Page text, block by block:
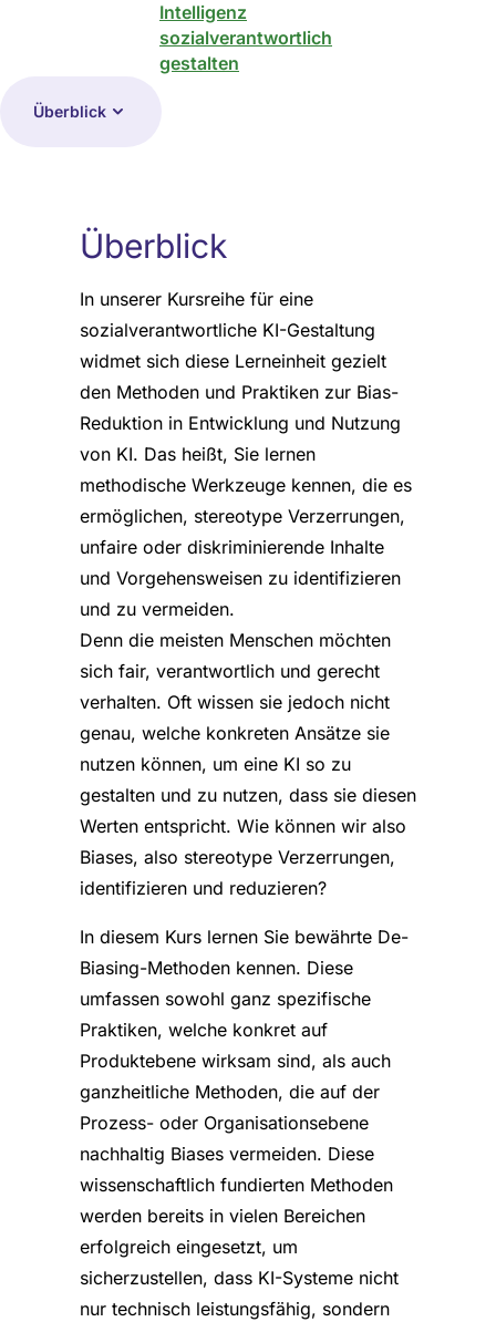
Intelligenz
sozialverantwortlich
gestalten
Überblick
Überblick
In unserer Kursreihe für eine
sozialverantwortliche KI-Gestaltung
widmet sich diese Lerneinheit gezielt
den Methoden und Praktiken zur Bias-
Reduktion in Entwicklung und Nutzung
von KI. Das heißt, Sie lernen
methodische Werkzeuge kennen, die es
ermöglichen, stereotype Verzerrungen,
unfaire oder diskriminierende Inhalte
und Vorgehensweisen zu identifizieren
und zu vermeiden.
Denn die meisten Menschen möchten
sich fair, verantwortlich und gerecht
verhalten. Oft wissen sie jedoch nicht
genau, welche konkreten Ansätze sie
nutzen können, um eine KI so zu
gestalten und zu nutzen, dass sie diesen
Werten entspricht. Wie können wir also
Biases, also stereotype Verzerrungen,
identifizieren und reduzieren?
In diesem Kurs lernen Sie bewährte De-
Biasing-Methoden kennen. Diese
umfassen sowohl ganz spezifische
Praktiken, welche konkret auf
Produktebene wirksam sind, als auch
ganzheitliche Methoden, die auf der
Prozess- oder Organisationsebene
nachhaltig Biases vermeiden. Diese
wissenschaftlich fundierten Methoden
werden bereits in vielen Bereichen
erfolgreich eingesetzt, um
sicherzustellen, dass KI-Systeme nicht
nur technisch leistungsfähig, sondern